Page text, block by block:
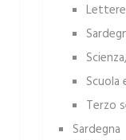
Scuola
Terzo
Sardegna